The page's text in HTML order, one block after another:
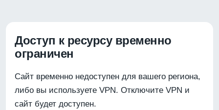
Доступ к ресурсу временно
ограничен
Сайт временно недоступен для вашего региона,
либо вы используете VPN. Отключите VPN и
сайт будет доступен.